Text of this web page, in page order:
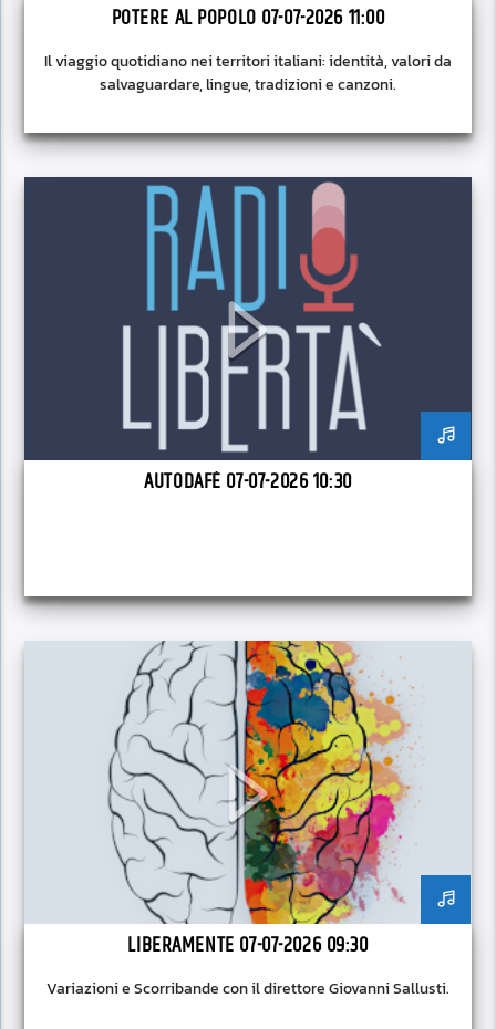
POTERE AL POPOLO 07-07-2026 11:00
Il viaggio quotidiano nei territori italiani: identità, valori da
salvaguardare, lingue, tradizioni e canzoni.
AUTODAFÉ 07-07-2026 10:30
LIBERAMENTE 07-07-2026 09:30
Variazioni e Scorribande con il direttore Giovanni Sallusti.